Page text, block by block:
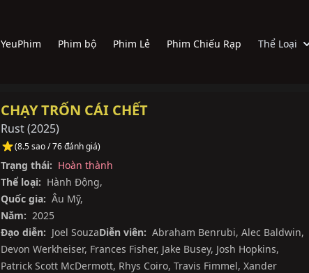
YeuPhim Phim bộ Phim Lẻ Phim Chiếu Rạp Thể Loại
CHẠY TRỐN CÁI CHẾT
Rust(2025)
(8.5 sao / 76 đánh giá)
Trạng thái: Hoàn thành
Thể loại: Hành Động,
Quốc gia: Âu Mỹ,
Năm: 2025
Đạo diễn: Joel SouzaDiễn viên: Abraham Benrubi, Alec Baldwin,
Devon Werkheiser, Frances Fisher, Jake Busey, Josh Hopkins,
Patrick Scott McDermott, Rhys Coiro, Travis Fimmel, Xander